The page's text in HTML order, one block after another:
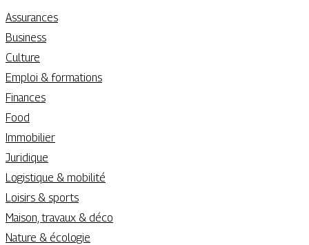
Assurances
Business
Culture
Emploi & formations
Finances
Food
Immobilier
Juridique
Logistique & mobilité
Loisirs & sports
Maison, travaux & déco
Nature & écologie